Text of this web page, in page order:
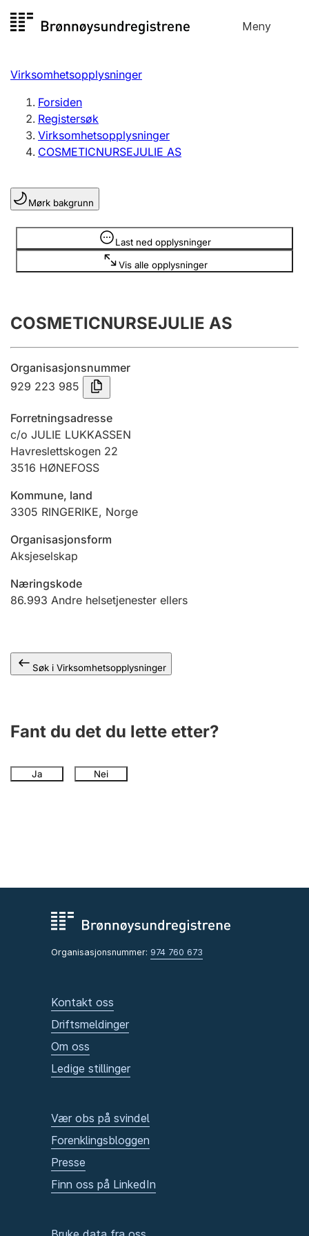
til
Meny
Registersøk
Aksjeselskap
Enkeltpersonforetak
Registrere, endre, slette
Lag og forening
Registrere, endre, slette
Årsregnskap
Innsending og forsinkelsesgebyr
Jeger
Betaling og jegeravgiftskort
Ektepaktveileder
Virksomhetsopplysninger
Forsiden
Registersøk
Virksomhetsopplysninger
COSMETICNURSEJULIE AS
Mørk bakgrunn
Last ned opplysninger
Vis alle opplysninger
Opplysninger er skjult
COSMETICNURSEJULIE AS
Organisasjonsnummer
929 223 985
Forretningsadresse
c/o JULIE LUKKASSEN
Havreslettskogen 22
3516 HØNEFOSS
Kommune, land
3305 RINGERIKE, Norge
Organisasjonsform
Aksjeselskap
Næringskode
86.993 Andre helsetjenester ellers
Søk i Virksomhetsopplysninger
Fant du det du lette etter?
Ja Nei
Organisasjonsnummer: 974 760 673
Kontakt oss
Driftsmeldinger
Om oss
Ledige stillinger
Vær obs på svindel
Forenklingsbloggen
Presse
Finn oss på LinkedIn